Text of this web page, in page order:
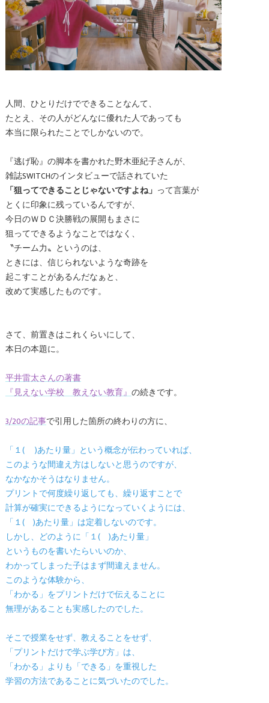
人間、ひとりだけでできることなんて、
たとえ、その人がどんなに優れた人であっても
本当に限られたことでしかないので。
『逃げ恥』の脚本を書かれた野木亜紀子さんが、
雑誌SWITCHのインタビューで話されていた
「狙ってできることじゃないですよね」 って言葉が
とくに印象に残っているんですが、
今日のＷＤＣ決勝戦の展開もまさに
狙ってできるようなことではなく、
〝チーム力〟というのは、
ときには、信じられないような奇跡を
起こすことがあるんだなぁと、
改めて実感したものです。
さて、前置きはこれくらいにして、
本日の本題に。
平井雷太さんの著書
『見えない学校 教えない教育』の続きです。
3/20の記事で引用した箇所の終わりの方に、
「１( )あたり量」という概念が伝わっていれば、
このような間違え方はしないと思うのですが、
なかなかそうはなりません。
プリントで何度繰り返しても、繰り返すことで
計算が確実にできるようになっていくようには、
「１( )あたり量」は定着しないのです。
しかし、どのように「１( )あたり量」
というものを書いたらいいのか、
わかってしまった子はまず間違えません。
このような体験から、
「わかる」をプリントだけで伝えることに
無理があることも実感したのでした。
そこで授業をせず、教えることをせず、
「プリントだけで学ぶ学び方」は、
「わかる」よりも「できる」を重視した
学習の方法であることに気づいたのでした。